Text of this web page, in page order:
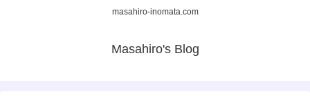
masahiro-inomata.com
Masahiro's Blog